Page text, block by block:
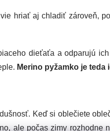
hriať aj chladiť zároveň,
dieťaťa a odparujú
Merino pyžamko je
Keď si oblečiete
ale počas zimy rozhodne